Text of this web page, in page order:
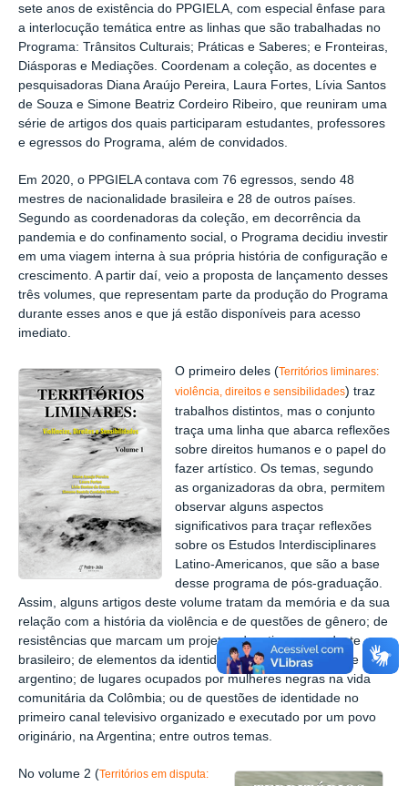
sete anos de existência do PPGIELA, com especial ênfase para
a interlocução temática entre as linhas que são trabalhadas no
Programa: Trânsitos Culturais; Práticas e Saberes; e Fronteiras,
Diásporas e Mediações. Coordenam a coleção, as docentes e
pesquisadoras Diana Araújo Pereira, Laura Fortes, Lívia Santos
de Souza e Simone Beatriz Cordeiro Ribeiro, que reuniram uma
série de artigos dos quais participaram estudantes, professores
e egressos do Programa, além de convidados.
Em 2020, o PPGIELA contava com 76 egressos, sendo 48
mestres de nacionalidade brasileira e 28 de outros países.
Segundo as coordenadoras da coleção, em decorrência da
pandemia e do confinamento social, o Programa decidiu investir
em uma viagem interna à sua própria história de configuração e
crescimento. A partir daí, veio a proposta de lançamento desses
três volumes, que representam parte da produção do Programa
durante esses anos e que já estão disponíveis para acesso
imediato.
O primeiro deles (Territórios liminares:
violência, direitos e sensibilidades) traz
trabalhos distintos, mas o conjunto
traça uma linha que abarca reflexões
sobre direitos humanos e o papel do
fazer artístico. Os temas, segundo
as organizadoras da obra, permitem
observar alguns aspectos
significativos para traçar reflexões
sobre os Estudos Interdisciplinares
Latino-Americanos, que são a base
desse programa de pós-graduação.
Assim, alguns artigos deste volume tratam da memória e da sua
relação com a história da violência e de questões de gênero; de
resistências que marcam um projeto educativo no nordeste
brasileiro; de elementos da identidade musical no nordeste
argentino; de lugares ocupados por mulheres negras na vida
comunitária da Colômbia; ou de questões de identidade no
primeiro canal televisivo organizado e executado por um povo
originário, na Argentina; entre outros temas.
No volume 2 (Territórios em disputa: